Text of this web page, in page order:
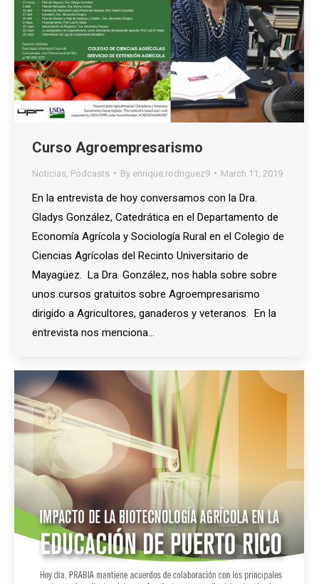
Curso Agroempresarismo
Noticias Podcasts By enrique.rodriguez9 March 11, 2019
En la entrevista de hoy conversamos con la Dra.
Gladys González, Catedrática en el Departamento de
Economía Agrícola y Sociología Rural en el Colegio de
Ciencias Agrícolas del Recinto Universitario de
Mayagüez. La Dra. González, nos habla sobre sobre
unos cursos gratuitos sobre Agroempresarismo
dirigido a Agricultores, ganaderos y veteranos. En la
entrevista nos menciona…